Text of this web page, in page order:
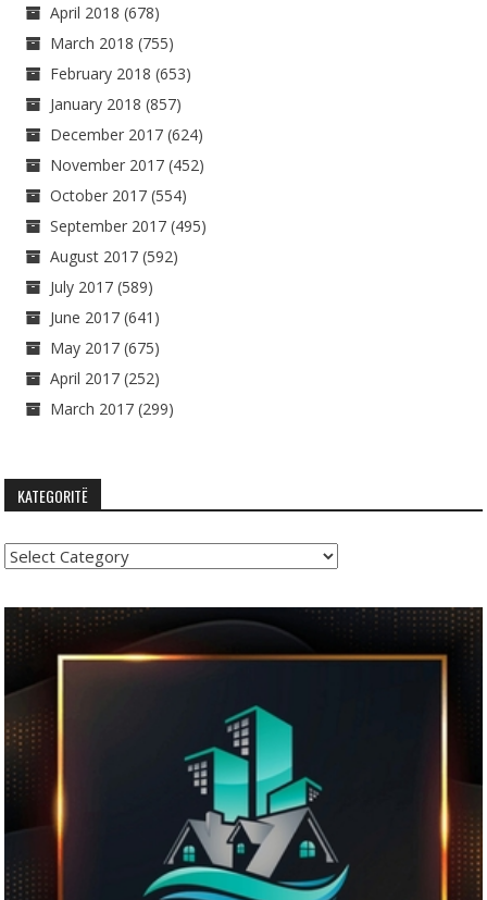
April 2018 (678)
March 2018 (755)
February 2018 (653)
January 2018 (857)
December 2017 (624)
November 2017 (452)
October 2017 (554)
September 2017 (495)
August 2017 (592)
July 2017 (589)
June 2017 (641)
May 2017 (675)
April 2017 (252)
March 2017 (299)
KATEGORITË
Kategoritë